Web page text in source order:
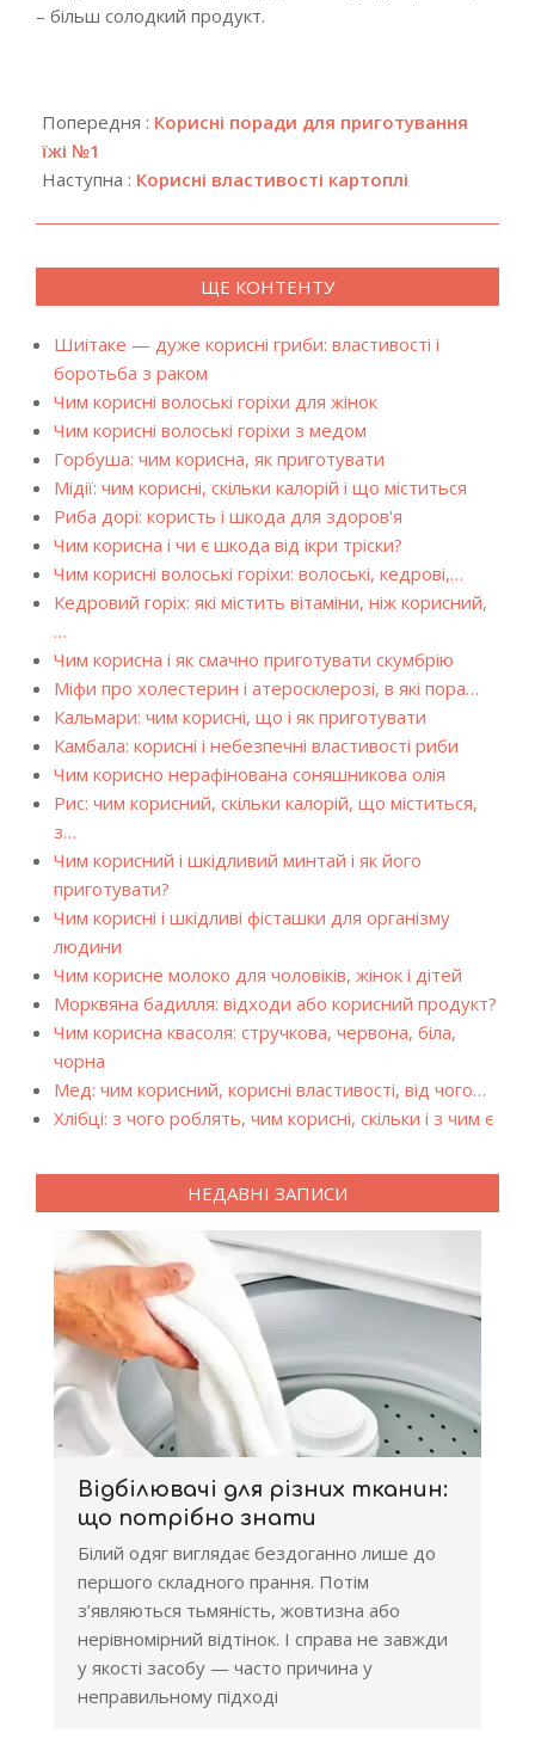
– більш солодкий продукт.
10-
02
Попередня : Корисні поради для приготування
їжі №1
Наступна : Корисні властивості картоплі
ЩЕ КОНТЕНТУ
Шиітаке — дуже корисні гриби: властивості і
боротьба з раком
Чим корисні волоські горіхи для жінок
Чим корисні волоські горіхи з медом
Горбуша: чим корисна, як приготувати
Мідії: чим корисні, скільки калорій і що міститься
Риба дорі: користь і шкода для здоров'я
Чим корисна і чи є шкода від ікри тріски?
Чим корисні волоські горіхи: волоські, кедрові,…
Кедровий горіх: які містить вітаміни, ніж корисний,
…
Чим корисна і як смачно приготувати скумбрію
Міфи про холестерин і атеросклерозі, в які пора…
Кальмари: чим корисні, що і як приготувати
Камбала: корисні і небезпечні властивості риби
Чим корисно нерафінована соняшникова олія
Рис: чим корисний, скільки калорій, що міститься,
з…
Чим корисний і шкідливий минтай і як його
приготувати?
Чим корисні і шкідливі фісташки для організму
людини
Чим корисне молоко для чоловіків, жінок і дітей
Морквяна бадилля: відходи або корисний продукт?
Чим корисна квасоля: стручкова, червона, біла,
чорна
Мед: чим корисний, корисні властивості, від чого…
Хлібці: з чого роблять, чим корисні, скільки і з чим є
НЕДАВНІ ЗАПИСИ
Відбілювачі для різних тканин:
що потрібно знати
Білий одяг виглядає бездоганно лише до
першого складного прання. Потім
з’являються тьмяність, жовтизна або
нерівномірний відтінок. І справа не завжди
у якості засобу — часто причина у
неправильному підході